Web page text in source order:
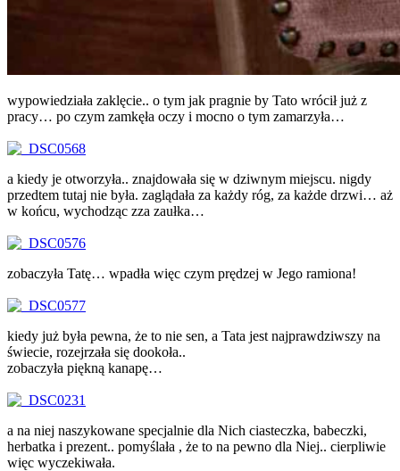
wypowiedziała zaklęcie.. o tym jak pragnie by Tato wrócił już z
pracy… po czym zamkęła oczy i mocno o tym zamarzyła…
a kiedy je otworzyła.. znajdowała się w dziwnym miejscu. nigdy
przedtem tutaj nie była. zaglądała za każdy róg, za każde drzwi… aż
w końcu, wychodząc zza zaułka…
zobaczyła Tatę… wpadła więc czym prędzej w Jego ramiona!
kiedy już była pewna, że to nie sen, a Tata jest najprawdziwszy na
świecie, rozejrzała się dookoła..
zobaczyła piękną kanapę…
a na niej naszykowane specjalnie dla Nich ciasteczka, babeczki,
herbatka i prezent.. pomyślała , że to na pewno dla Niej.. cierpliwie
więc wyczekiwała.